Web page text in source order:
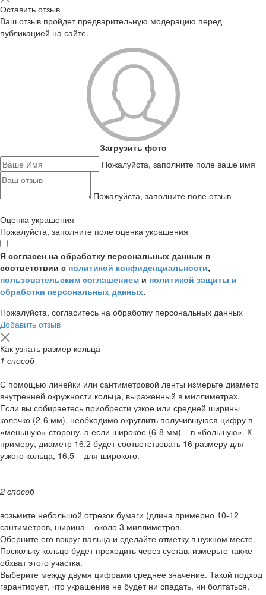
Оставить отзыв
Ваш отзыв пройдет предварительную модерацию перед
публикацией на сайте.
Загрузить фото
Пожалуйста, заполните поле ваше имя
Пожалуйста, заполните поле отзыв
Оценка украшения
Пожалуйста, заполните поле оценка украшения
Я согласен на обработку персональных данных в
соответствии с политикой конфиденциальности,
пользовательским соглашением и политикой защиты и
обработки персональных данных.
Пожалуйста, согласитесь на обработку персональных данных
Добавить отзыв
Как узнать размер кольца
1 способ
С помощью линейки или сантиметровой ленты измерьте диаметр
внутренней окружности кольца, выраженный в миллиметрах.
Если вы собираетесь приобрести узкое или средней ширины
колечко (2-6 мм), необходимо округлить получившуюся цифру в
«меньшую» сторону, а если широкое (6-8 мм) – в «большую». К
примеру, диаметр 16,2 будет соответствовать 16 размеру для
узкого кольца, 16,5 – для широкого.
2 способ
возьмите небольшой отрезок бумаги (длина примерно 10-12
сантиметров, ширина – около 3 миллиметров.
Оберните его вокруг пальца и сделайте отметку в нужном месте.
Поскольку кольцо будет проходить через сустав, измерьте также
обхват этого участка.
Выберите между двумя цифрами среднее значение. Такой подход
гарантирует, что украшение не будет ни спадать, ни болтаться.